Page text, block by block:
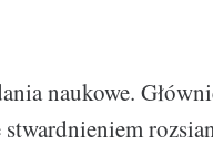
naukowe.